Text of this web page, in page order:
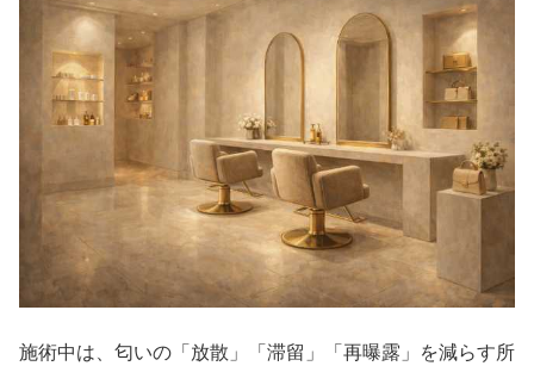
施術中は、匂いの「放散」「滞留」「再曝露」を減らす所